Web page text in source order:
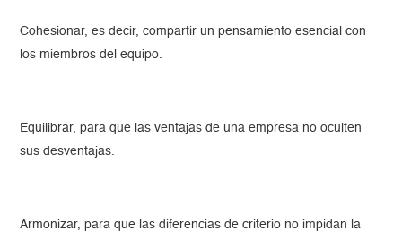
Cohesionar, es decir, compartir un pensamiento esencial con
los miembros del equipo.
Equilibrar, para que las ventajas de una empresa no oculten
sus desventajas.
Armonizar, para que las diferencias de criterio no impidan la